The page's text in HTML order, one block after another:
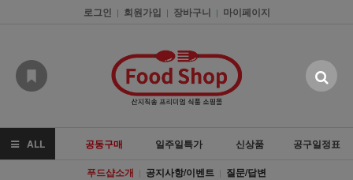
로그인 | 회원가입 | 장바구니 | 마이페이지
ALL 공동구매 일주일특가 신상품
공구일정표
푸드샵소개 | 공지사항/이벤트 | 질문/답변